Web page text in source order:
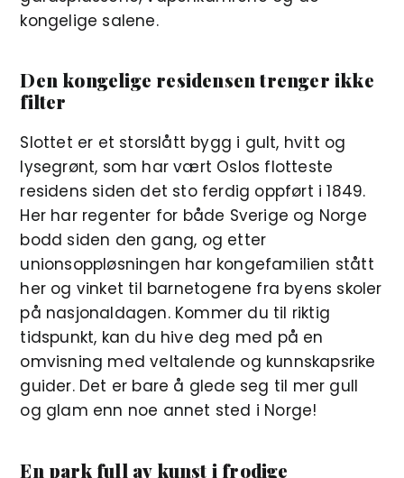
kongelige salene.
Den kongelige residensen trenger ikke
filter
Slottet er et storslått bygg i gult, hvitt og
lysegrønt, som har vært Oslos flotteste
residens siden det sto ferdig oppført i 1849.
Her har regenter for både Sverige og Norge
bodd siden den gang, og etter
unionsoppløsningen har kongefamilien stått
her og vinket til barnetogene fra byens skoler
på nasjonaldagen. Kommer du til riktig
tidspunkt, kan du hive deg med på en
omvisning med veltalende og kunnskapsrike
guider. Det er bare å glede seg til mer gull
og glam enn noe annet sted i Norge!
En park full av kunst i frodige